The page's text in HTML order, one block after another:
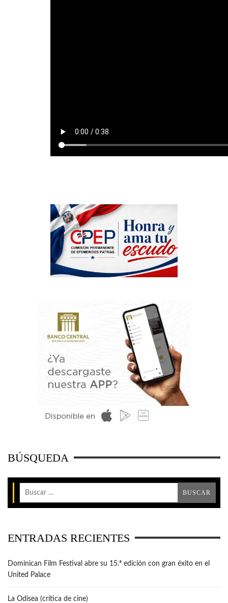
BÚSQUEDA
ENTRADAS RECIENTES
Dominican Film Festival abre su 15.ª edición con gran éxito en el
United Palace
La Odisea (crítica de cine)